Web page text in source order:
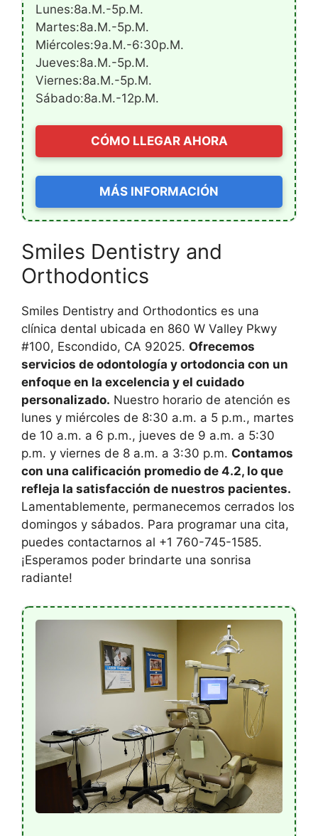
Lunes:8a.m.-5p.m.
Martes:8a.m.-5p.m.
Miércoles:9a.m.-6:30p.m.
Jueves:8a.m.-5p.m.
Viernes:8a.m.-5p.m.
Sábado:8a.m.-12p.m.
CÓMO LLEGAR AHORA
MÁS INFORMACIÓN
Smiles Dentistry and
Orthodontics
Smiles Dentistry and Orthodontics es una
clínica dental ubicada en 860 W Valley Pkwy
#100, Escondido, CA 92025. Ofrecemos
servicios de odontología y ortodoncia con un
enfoque en la excelencia y el cuidado
personalizado. Nuestro horario de atención es
lunes y miércoles de 8:30 a.m. a 5 p.m., martes
de 10 a.m. a 6 p.m., jueves de 9 a.m. a 5:30
p.m. y viernes de 8 a.m. a 3:30 p.m. Contamos
con una calificación promedio de 4.2, lo que
refleja la satisfacción de nuestros pacientes.
Lamentablemente, permanecemos cerrados los
domingos y sábados. Para programar una cita,
puedes contactarnos al +1 760-745-1585.
¡Esperamos poder brindarte una sonrisa
radiante!